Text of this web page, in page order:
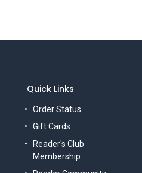
Quick Links
Order Status
Gift Cards
Reader's Club
Membership